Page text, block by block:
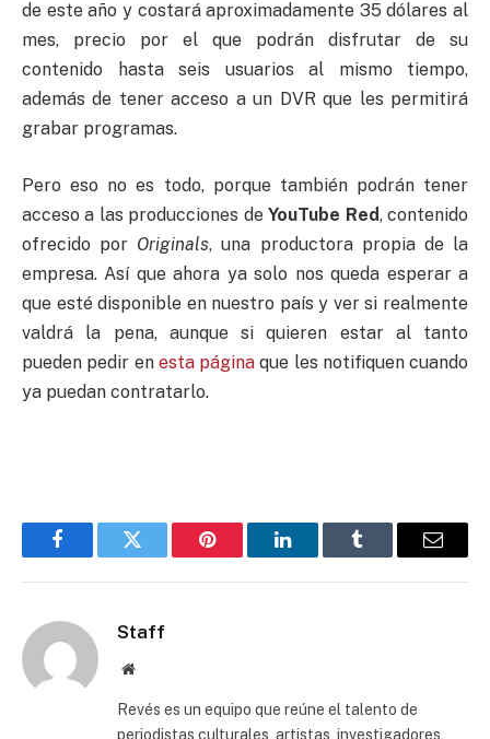
de este año y costará aproximadamente 35 dólares al
mes, precio por el que podrán disfrutar de su
contenido hasta seis usuarios al mismo tiempo,
además de tener acceso a un DVR que les permitirá
grabar programas.
Pero eso no es todo, porque también podrán tener
acceso a las producciones deYouTube Red, contenido
ofrecido por Originals, una productora propia de la
empresa. Así que ahora ya solo nos queda esperar a
que esté disponible en nuestro país y ver si realmente
valdrá la pena, aunque si quieren estar al tanto
pueden pedir en esta páginaque les notifiquen cuando
ya puedan contratarlo.
FacebookTwitter Pinterest LinkedInTumblr Email
Staff
Website
Revés es un equipo que reúne el talento de
periodistas culturales, artistas, investigadores,